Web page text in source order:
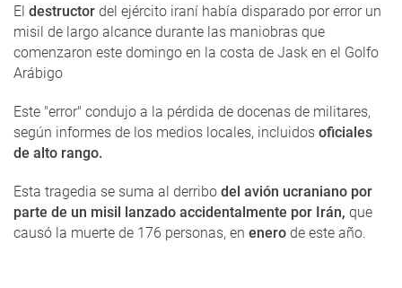
El destructor del ejército iraní había disparado por error un
misil de largo alcance durante las maniobras que
comenzaron este domingo en la costa de Jask en el Golfo
Arábigo
Este "error" condujo a la pérdida de docenas de militares,
según informes de los medios locales, incluidos oficiales
de alto rango.
Esta tragedia se suma al derribo del avión ucraniano por
parte de un misil lanzado accidentalmente por Irán, que
causó la muerte de 176 personas, en enero de este año.